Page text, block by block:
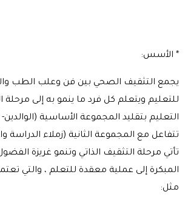
* الأسس:
يجمع التثقيف الصحي بين فن وعلب الطب
للتعليم ويتعلم كل فرد ما ينمو به إلى مرحلة
التعليم بتقليد المجموعة الأساسية
تتفاعل مع المجموعة الثانية (زملاء الدراسة
تأتي مرحلة التثقيف الذاتي وتنمو غريزة
المبكرة إلى عملية معقدة للتعلم ، والتي
مثل: